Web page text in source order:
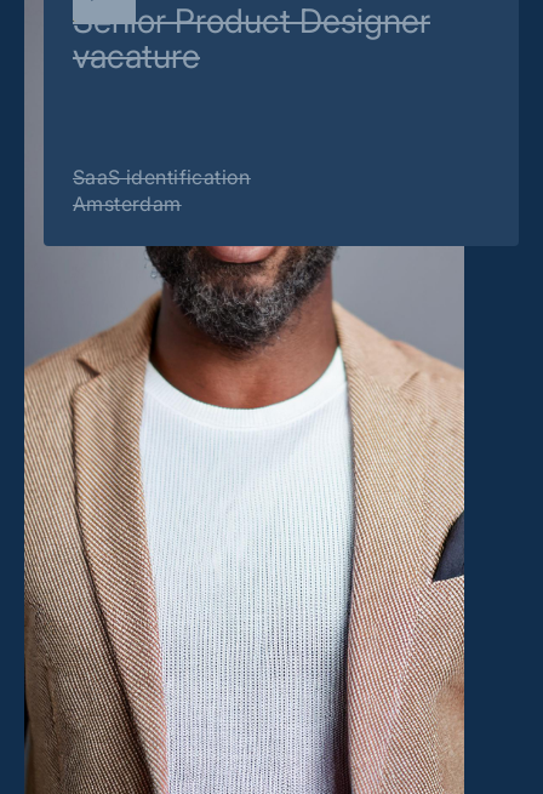
Senior Product Designer
vacature
SaaS identification
Amsterdam